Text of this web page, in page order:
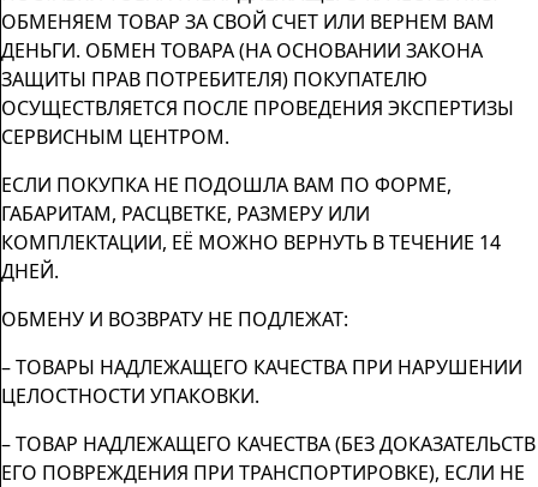
ОБМЕНЯЕМ ТОВАР ЗА СВОЙ СЧЕТ ИЛИ ВЕРНЕМ ВАМ
ДЕНЬГИ. ОБМЕН ТОВАРА (НА ОСНОВАНИИ ЗАКОНА
ЗАЩИТЫ ПРАВ ПОТРЕБИТЕЛЯ) ПОКУПАТЕЛЮ
ОСУЩЕСТВЛЯЕТСЯ ПОСЛЕ ПРОВЕДЕНИЯ ЭКСПЕРТИЗЫ
СЕРВИСНЫМ ЦЕНТРОМ.
ЕСЛИ ПОКУПКА НЕ ПОДОШЛА ВАМ ПО ФОРМЕ,
ГАБАРИТАМ, РАСЦВЕТКЕ, РАЗМЕРУ ИЛИ
КОМПЛЕКТАЦИИ, ЕЁ МОЖНО ВЕРНУТЬ В ТЕЧЕНИЕ 14
ДНЕЙ.
ОБМЕНУ И ВОЗВРАТУ НЕ ПОДЛЕЖАТ:
– ТОВАРЫ НАДЛЕЖАЩЕГО КАЧЕСТВА ПРИ НАРУШЕНИИ
ЦЕЛОСТНОСТИ УПАКОВКИ.
– ТОВАР НАДЛЕЖАЩЕГО КАЧЕСТВА (БЕЗ ДОКАЗАТЕЛЬСТВ
ЕГО ПОВРЕЖДЕНИЯ ПРИ ТРАНСПОРТИРОВКЕ), ЕСЛИ НЕ